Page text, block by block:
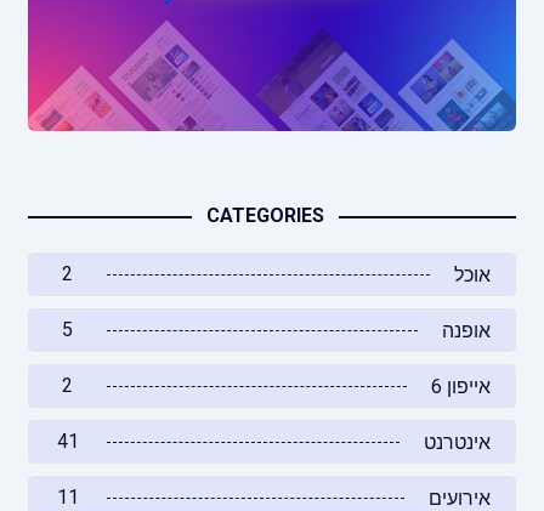
CATEGORIES
אוכל 2
אופנה 5
אייפון 6 2
אינטרנט 41
אירועים 11